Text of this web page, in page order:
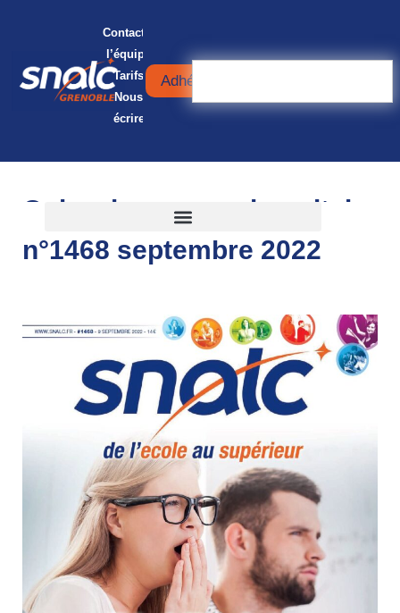
Contacter
l’équipe
Tarifs
Nous
écrire
Adhérer
Quinzaine universitaire
n°1468 septembre 2022